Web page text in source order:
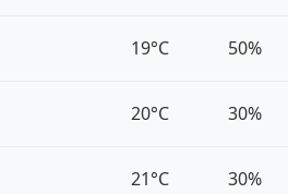
19°C 50%
20°C 30%
21°C 30%